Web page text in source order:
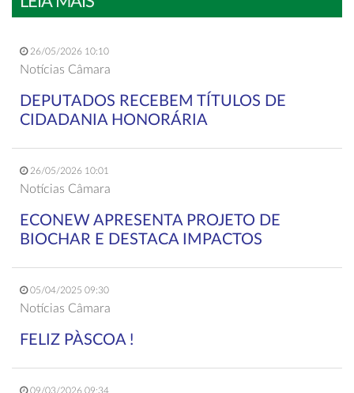
26/05/2026 10:10
Notícias Câmara
DEPUTADOS RECEBEM TÍTULOS DE
CIDADANIA HONORÁRIA
26/05/2026 10:01
Notícias Câmara
ECONEW APRESENTA PROJETO DE
BIOCHAR E DESTACA IMPACTOS
05/04/2025 09:30
Notícias Câmara
FELIZ PÀSCOA !
09/03/2026 09:34